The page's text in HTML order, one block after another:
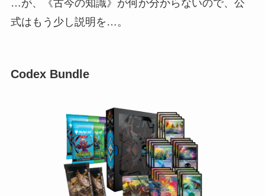
…が、《古今の知識》が何か分からないので、公
式はもう少し説明を…。
Codex Bundle